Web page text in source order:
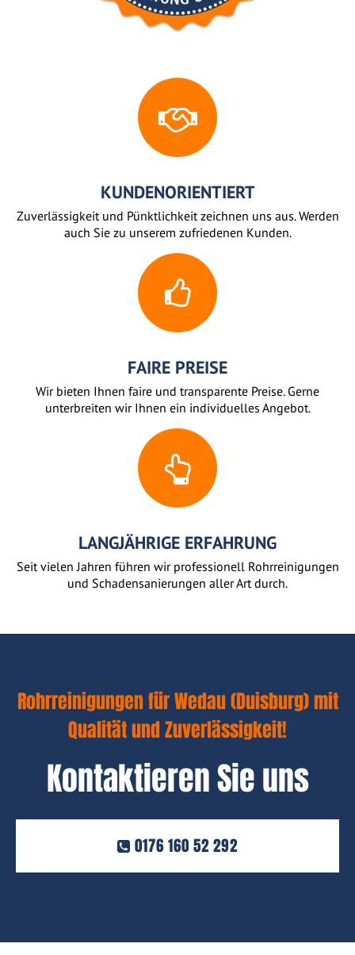
KUNDENORIENTIERT
Zuverlässigkeit und Pünktlichkeit zeichnen uns aus. Werden
auch Sie zu unserem zufriedenen Kunden.
FAIRE PREISE
Wir bieten Ihnen faire und transparente Preise. Gerne
unterbreiten wir Ihnen ein individuelles Angebot.
LANGJÄHRIGE ERFAHRUNG
Seit vielen Jahren führen wir professionell Rohrreinigungen
und Schadensanierungen aller Art durch.
Rohrreinigungen für Wedau (Duisburg) mit
Qualität und Zuverlässigkeit!
Kontaktieren Sie uns
0176 160 52 292